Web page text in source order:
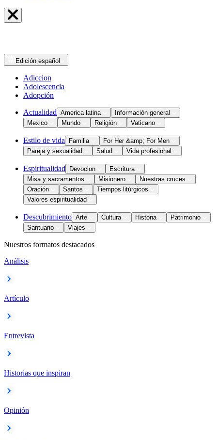
Edición español
Adiccion
Adolescencia
Adopción
Actualidad America latina
Información general
Mexico
Mundo Religión Vaticano
Estilo de vida Familia
For Her &amp; For Men
Pareja y sexualidad
Salud Vida profesional
Espiritualidad Devocion
Escritura
Misa y sacramentos
Misionero
Nuestras cruces
Oración
Santos
Tiempos litúrgicos
Valores espiritualidad
Descubrimiento Arte Cultura Historia
Patrimonio
Santuario
Viajes
Nuestros formatos destacados
Análisis
Artículo
Entrevista
Historias que inspiran
Opinión